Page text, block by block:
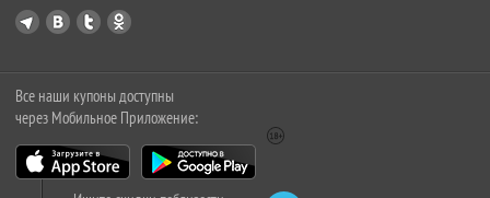
Все наши купоны доступны
через Мобильное Приложение: